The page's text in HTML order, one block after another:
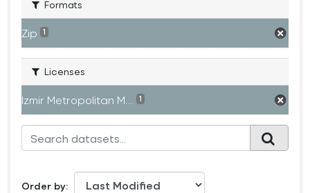
Formats
Zip 1
Licenses
Izmir Metropolitan M... 1
Order by